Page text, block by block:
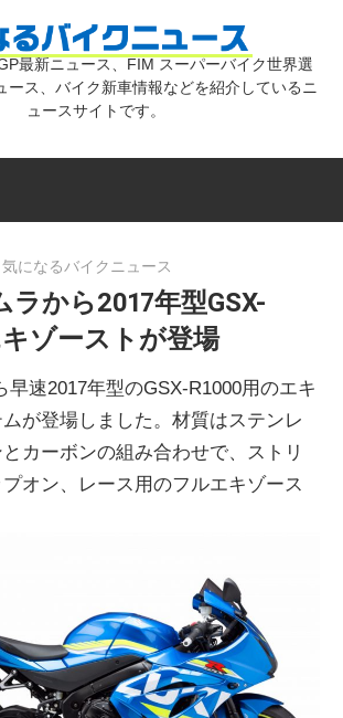
気
イ
ク
ー
最新ニュース、FIM スーパーバイク世界選
ース、バイク新車情報などを紹介しているニ
ュースサイトです。
気になるバイクニュース
から2017年型GSX-
ゾーストが登場
早速2017年型のGSX-R1000用のエキ
が登場しました。材質はステンレ
カーボンの組み合わせで、ストリ
オン、レース用のフルエキゾース